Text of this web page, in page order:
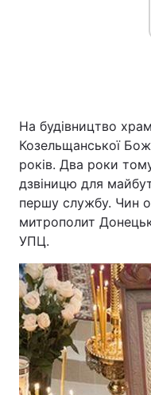
На будівництво
Козельщанської
років. Два роки
дзвіницю для
першу службу. Чин
митрополит
УПЦ.